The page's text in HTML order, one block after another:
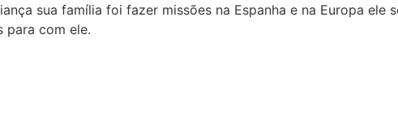
sua família foi fazer missões na Espanha e na Europa ele
para com ele.